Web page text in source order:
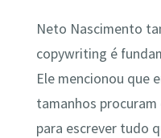
Neto Nascimento
copywriting é
Ele mencionou que
tamanhos
para escrever tudo